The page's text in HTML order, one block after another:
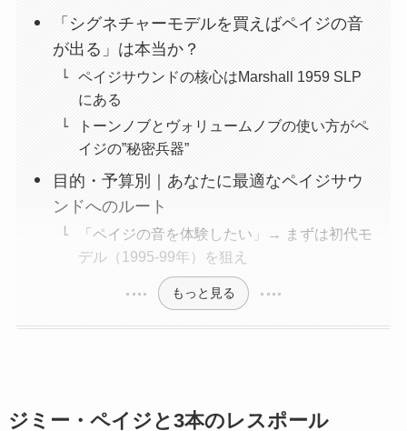
「シグネチャーモデルを買えばペイジの音
が出る」は本当か？
ペイジサウンドの核心はMarshall 1959 SLP
にある
トーンノブとヴォリュームノブの使い方がペ
イジの”秘密兵器”
目的・予算別｜あなたに最適なペイジサウ
ンドへのルート
「ペイジの音を体験したい」→ まずは初代モ
デル（1995-99年）を狙え
もっと見る
ジミー・ペイジと3本のレスポール